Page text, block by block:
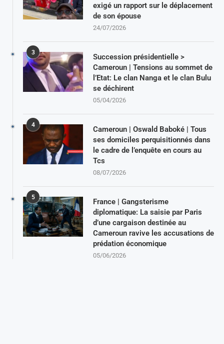
exigé un rapport sur le déplacement
de son épouse
24/07/2026
3
Succession présidentielle >
Cameroun | Tensions au sommet de
l’Etat: Le clan Nanga et le clan Bulu
se déchirent
05/04/2026
4
Cameroun | Oswald Baboké | Tous
ses domiciles perquisitionnés dans
le cadre de l’enquête en cours au
Tcs
08/07/2026
5
France | Gangsterisme
diplomatique: La saisie par Paris
d’une cargaison destinée au
Cameroun ravive les accusations de
prédation économique
05/06/2026